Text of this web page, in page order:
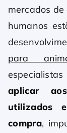
mercados
humanos
para
aplicar
utilizados
compra,